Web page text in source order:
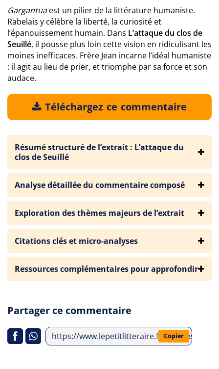
Gargantuaest un pilier de la littérature humaniste.
Rabelais y célèbre la liberté, la curiosité et
l’épanouissement humain. Dans L’attaque du clos de
Seuillé, il pousse plus loin cette vision en ridiculisant les
moines inefficaces. Frère Jean incarne l’idéal humaniste
: il agit au lieu de prier, et triomphe par sa force et son
audace.
Téléchargez ce commentaire
Résumé structuré de l’extrait : L’attaque du
clos de Seuillé
Analyse détaillée du commentaire composé
Exploration des thèmes majeurs de l’extrait
Citations clés et micro-analyses
Ressources complémentaires pour approfondir
Partager ce commentaire
https://www.lepetitlitteraire.fr/analyses-
Copier